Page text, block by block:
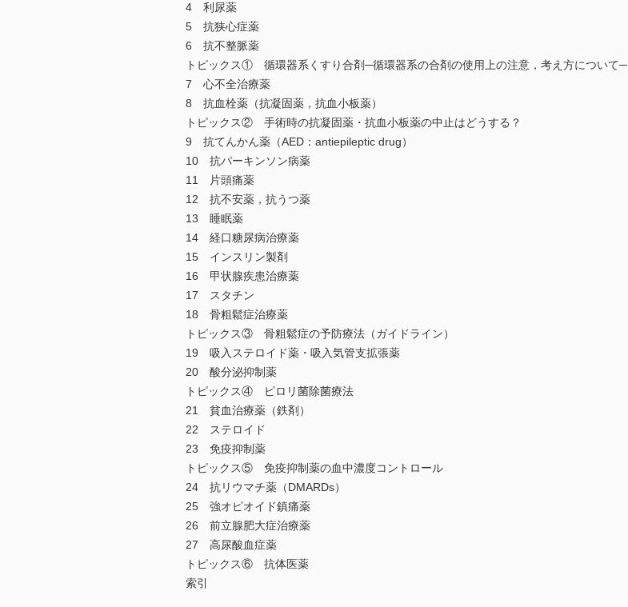
4 利尿薬
5 抗狭心症薬
6 抗不整脈薬
トピックス① 循環器系くすり合剤─循環器系の合剤の使用上の注意，考え方について─
7 心不全治療薬
8 抗血栓薬（抗凝固薬，抗血小板薬）
トピックス② 手術時の抗凝固薬・抗血小板薬の中止はどうする？
9 抗てんかん薬（AED：antiepileptic drug）
10 抗パーキンソン病薬
11 片頭痛薬
12 抗不安薬，抗うつ薬
13 睡眠薬
14 経口糖尿病治療薬
15 インスリン製剤
16 甲状腺疾患治療薬
17 スタチン
18 骨粗鬆症治療薬
トピックス③ 骨粗鬆症の予防療法（ガイドライン）
19 吸入ステロイド薬・吸入気管支拡張薬
20 酸分泌抑制薬
トピックス④ ピロリ菌除菌療法
21 貧血治療薬（鉄剤）
22 ステロイド
23 免疫抑制薬
トピックス⑤ 免疫抑制薬の血中濃度コントロール
24 抗リウマチ薬（DMARDs）
25 強オピオイド鎮痛薬
26 前立腺肥大症治療薬
27 高尿酸血症薬
トピックス⑥ 抗体医薬
索引